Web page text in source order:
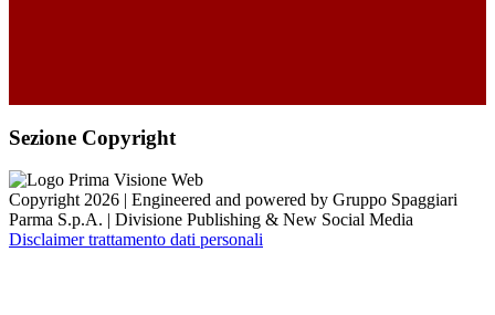
Sezione Copyright
Copyright 2026 | Engineered and powered by Gruppo Spaggiari
Parma S.p.A. | Divisione Publishing & New Social Media
Disclaimer trattamento dati personali